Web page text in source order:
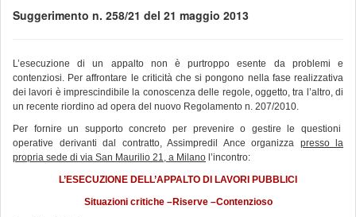
Suggerimento n. 258/21 del 21 maggio 2013
L’esecuzione di un appalto non è purtroppo esente da problemi e
contenziosi. Per affrontare le criticità che si pongono nella fase realizzativa
dei lavori è imprescindibile la conoscenza delle regole, oggetto, tra l’altro, di
un recente riordino ad opera del nuovo Regolamento n. 207/2010.
Per fornire un supporto concreto per prevenire o gestire le questioni
operative derivanti dal contratto, Assimpredil Ance organizza presso la
propria sede di via San Maurilio 21, a Milano l’incontro:
L’ESECUZIONE DELL’APPALTO DI LAVORI PUBBLICI
Situazioni critiche –Riserve –Contenzioso